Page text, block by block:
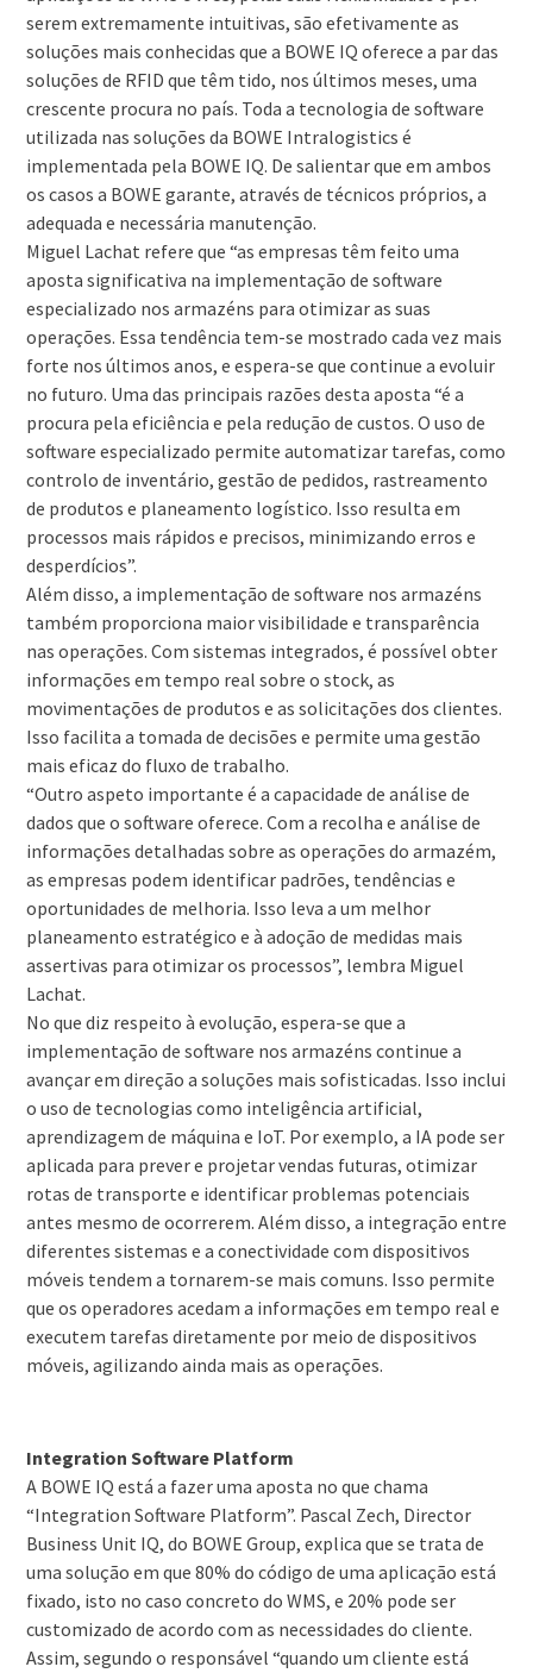
serem extremamente intuitivas, são efetivamente as
soluções mais conhecidas que a BOWE IQ oferece a par das
soluções de RFID que têm tido, nos últimos meses, uma
crescente procura no país. Toda a tecnologia de software
utilizada nas soluções da BOWE Intralogistics é
implementada pela BOWE IQ. De salientar que em ambos
os casos a BOWE garante, através de técnicos próprios, a
adequada e necessária manutenção.
Miguel Lachat refere que “as empresas têm feito uma
aposta significativa na implementação de software
especializado nos armazéns para otimizar as suas
operações. Essa tendência tem-se mostrado cada vez mais
forte nos últimos anos, e espera-se que continue a evoluir
no futuro. Uma das principais razões desta aposta “é a
procura pela eficiência e pela redução de custos. O uso de
software especializado permite automatizar tarefas, como
controlo de inventário, gestão de pedidos, rastreamento
de produtos e planeamento logístico. Isso resulta em
processos mais rápidos e precisos, minimizando erros e
desperdícios”.
Além disso, a implementação de software nos armazéns
também proporciona maior visibilidade e transparência
nas operações. Com sistemas integrados, é possível obter
informações em tempo real sobre o stock, as
movimentações de produtos e as solicitações dos clientes.
Isso facilita a tomada de decisões e permite uma gestão
mais eficaz do fluxo de trabalho.
“Outro aspeto importante é a capacidade de análise de
dados que o software oferece. Com a recolha e análise de
informações detalhadas sobre as operações do armazém,
as empresas podem identificar padrões, tendências e
oportunidades de melhoria. Isso leva a um melhor
planeamento estratégico e à adoção de medidas mais
assertivas para otimizar os processos”, lembra Miguel
Lachat.
No que diz respeito à evolução, espera-se que a
implementação de software nos armazéns continue a
avançar em direção a soluções mais sofisticadas. Isso inclui
o uso de tecnologias como inteligência artificial,
aprendizagem de máquina e IoT. Por exemplo, a IA pode ser
aplicada para prever e projetar vendas futuras, otimizar
rotas de transporte e identificar problemas potenciais
antes mesmo de ocorrerem. Além disso, a integração entre
diferentes sistemas e a conectividade com dispositivos
móveis tendem a tornarem-se mais comuns. Isso permite
que os operadores acedam a informações em tempo real e
executem tarefas diretamente por meio de dispositivos
móveis, agilizando ainda mais as operações.
Integration Software Platform
A BOWE IQ está a fazer uma aposta no que chama
“Integration Software Platform”. Pascal Zech, Director
Business Unit IQ, do BOWE Group, explica que se trata de
uma solução em que 80% do código de uma aplicação está
fixado, isto no caso concreto do WMS, e 20% pode ser
customizado de acordo com as necessidades do cliente.
Assim, segundo o responsável “quando um cliente está